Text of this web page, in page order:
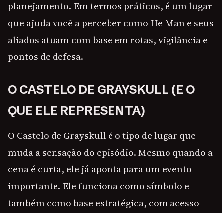
planejamento. Em termos práticos, é um lugar
que ajuda você a perceber como He-Man e seus
aliados atuam com base em rotas, vigilância e
pontos de defesa.
O CASTELO DE GRAYSKULL (E O
QUE ELE REPRESENTA)
O Castelo de Grayskull é o tipo de lugar que
muda a sensação do episódio. Mesmo quando a
cena é curta, ele já aponta para um evento
importante. Ele funciona como símbolo e
também como base estratégica, com acesso